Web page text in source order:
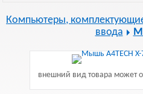
Компьютеры,
ввода
внешний вид товара может